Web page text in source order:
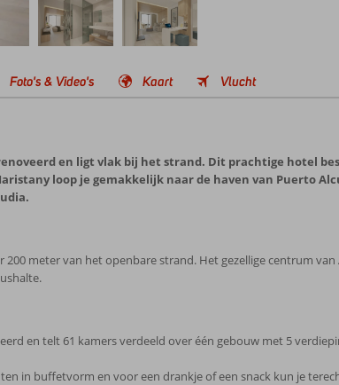
Foto's & Video's Kaart Vlucht
en ligt vlak bij het strand. Dit prachtige hotel
loop je gemakkelijk naar de haven van Puerto
meter van het openbare strand. Het gezellige centrum
en telt 61 kamers verdeeld over één gebouw met 5
in buffetvorm en voor een drankje of een snack kun je